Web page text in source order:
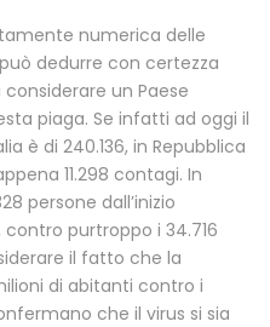
numerica delle
dedurre con certezza
un Paese
piaga. Se infatti ad oggi il
è di 240.136, in Repubblica
11.298 contagi. In
persone dall’inizio
contro purtroppo i 34.716
il fatto che la
di abitanti contro i
che il virus si sia